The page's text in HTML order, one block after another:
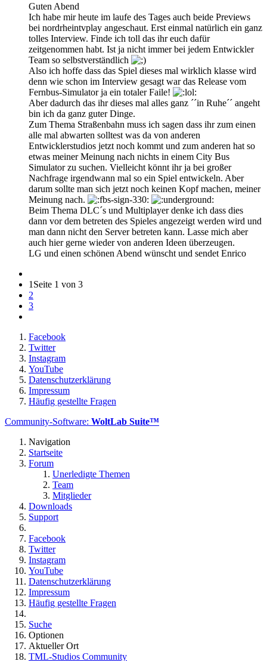
Guten Abend
Ich habe mir heute im laufe des Tages auch beide Previews
bei nordrheintvplay angeschaut. Erst einmal natürlich ein ganz
tolles Interview. Finde ich toll das ihr euch dafür
zeitgenommen habt. Ist ja nicht immer bei jedem Entwickler
Team so selbstverständlich
Also ich hoffe dass das Spiel dieses mal wirklich klasse wird
denn wie schon im Interview gesagt war das Release vom
Fernbus-Simulator ja ein totaler Faile!
Aber dadurch das ihr dieses mal alles ganz ´´in Ruhe´´ angeht
bin ich da ganz guter Dinge.
Zum Thema Straßenbahn muss ich sagen dass ihr zum einen
alle mal abwarten solltest was da von anderen
Entwicklerstudios jetzt noch kommt und zum anderen hat so
etwas meiner Meinung nach nichts in einem City Bus
Simulator zu suchen. Vielleicht könnt ihr ja bei großer
Nachfrage irgendwann mal so ein Spiel entwickeln. Aber
darum sollte man sich jetzt noch keinen Kopf machen, meiner
Meinung nach.
Beim Thema DLC´s und Multiplayer denke ich dass dies
dann vor dem betreten des Spieles angezeigt werden wird und
man dann nicht den Server betreten kann. Lasse mich aber
auch hier gerne wieder von anderen Ideen überzeugen.
LG und einen schönen Abend wünscht und sendet Enrico
1 Seite 1 von 3
2
3
Facebook
Twitter
Instagram
YouTube
Datenschutzerklärung
Impressum
Häufig gestellte Fragen
Community-Software: WoltLab Suite™
Navigation
Startseite
Forum
Unerledigte Themen
Team
Mitglieder
Downloads
Support
Facebook
Twitter
Instagram
YouTube
Datenschutzerklärung
Impressum
Häufig gestellte Fragen
Suche
Optionen
Aktueller Ort
TML-Studios Community